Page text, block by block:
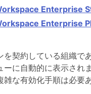
Enterprise
Enterprise
を契約している組織で
ーに自動的に表示され
な有効化手順は必要